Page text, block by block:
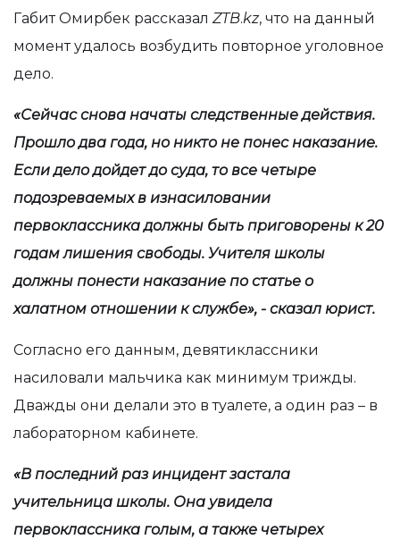
Габит Омирбек рассказал ZTB.kz, что на данный
момент удалось возбудить повторное уголовное
дело.
«Сейчас снова начаты следственные действия.
Прошло два года, но никто не понес наказание.
Если дело дойдет до суда, то все четыре
подозреваемых в изнасиловании
первоклассника должны быть приговорены к 20
годам лишения свободы. Учителя школы
должны понести наказание по статье о
халатном отношении к службе», - сказал юрист.
Согласно его данным, девятиклассники
насиловали мальчика как минимум трижды.
Дважды они делали это в туалете, а один раз – в
лабораторном кабинете.
«В последний раз инцидент застала
учительница школы. Она увидела
первоклассника голым, а также четырех